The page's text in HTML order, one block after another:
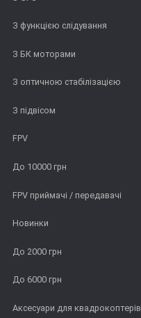
З функцією слідування
З БК моторами
З оптичною стабілізацією
З підвісом
FPV
До 10000 грн
FPV приймачі / передавачі
Новинки
До 2000 грн
До 6000 грн
Аксесуари для квадрокоптерів